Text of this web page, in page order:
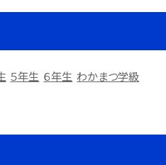
５年生 ６年生 わかまつ学級